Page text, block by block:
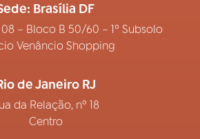
Brasília DF
– Bloco B 50/60 – 1º Subsolo
Venâncio Shopping
de Janeiro RJ
da Relação, nº 18
Centro